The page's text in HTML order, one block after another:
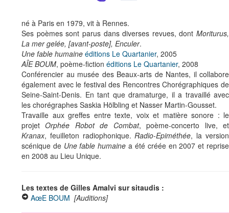
né à Paris en 1979, vit à Rennes.
Ses poèmes sont parus dans diverses revues, dont Moriturus,
La mer gelée, [avant-poste], Enculer.
Une fable humaine éditions Le Quartanier, 2005
AÎE BOUM, poème-fiction éditions Le Quartanier, 2008
Conférencier au musée des Beaux-arts de Nantes, il collabore
également avec le festival des Rencontres Chorégraphiques de
Seine-Saint-Denis. En tant que dramaturge, il a travaillé avec
les chorégraphes Saskia Hölbling et Nasser Martin-Gousset.
Travaille aux greffes entre texte, voix et matière sonore : le
projetOrphée Robot de Combat, poème-concerto live, et
Kranax, feuilleton radiophonique.Radio-Epiméthée, la version
scénique de Une fable humaine a été créée en 2007 et reprise
en 2008 au Lieu Unique.
Les textes de Gilles Amalvi sur sitaudis :
AœE BOUM [Auditions]